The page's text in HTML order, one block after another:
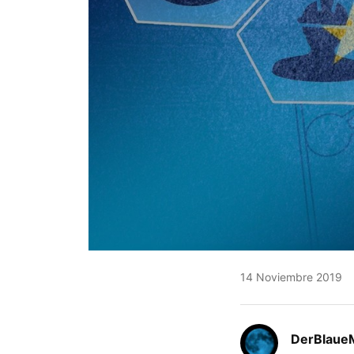
14 Noviembre 2019